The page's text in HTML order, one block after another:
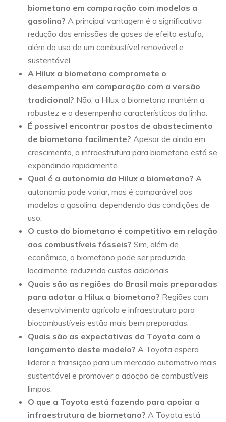
biometano em comparação com modelos a
gasolina? A principal vantagem é a significativa
redução das emissões de gases de efeito estufa,
além do uso de um combustível renovável e
sustentável.
A Hilux a biometano compromete o
desempenho em comparação com a versão
tradicional? Não, a Hilux a biometano mantém a
robustez e o desempenho característicos da linha.
É possível encontrar postos de abastecimento
de biometano facilmente? Apesar de ainda em
crescimento, a infraestrutura para biometano está se
expandindo rapidamente.
Qual é a autonomia da Hilux a biometano? A
autonomia pode variar, mas é comparável aos
modelos a gasolina, dependendo das condições de
uso.
O custo do biometano é competitivo em relação
aos combustíveis fósseis? Sim, além de
econômico, o biometano pode ser produzido
localmente, reduzindo custos adicionais.
Quais são as regiões do Brasil mais preparadas
para adotar a Hilux a biometano? Regiões com
desenvolvimento agrícola e infraestrutura para
biocombustíveis estão mais bem preparadas.
Quais são as expectativas da Toyota com o
lançamento deste modelo? A Toyota espera
liderar a transição para um mercado automotivo mais
sustentável e promover a adoção de combustíveis
limpos.
O que a Toyota está fazendo para apoiar a
infraestrutura de biometano? A Toyota está